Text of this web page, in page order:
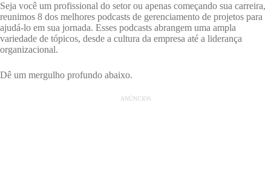
Seja você um profissional do setor ou apenas começando sua carreira,
reunimos 8 dos melhores podcasts de gerenciamento de projetos para
ajudá-lo em sua jornada. Esses podcasts abrangem uma ampla
variedade de tópicos, desde a cultura da empresa até a liderança
organizacional.
Dê um mergulho profundo abaixo.
ANÚNCIOS